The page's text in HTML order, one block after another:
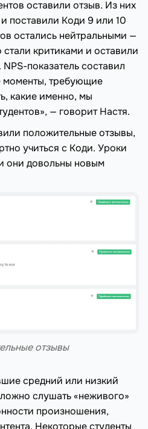
оставили отзыв. Из них
поставили Коди 9 или 10
остались нейтральными —
критиками и оставили
показатель составил
моменты, требующие
какие именно, мы
— говорит Настя.
положительные отзывы,
учиться с Коди. Уроки
они довольны новым
отзывы
средний или низкий
слушать «неживого»
произношения,
Некоторые студенты